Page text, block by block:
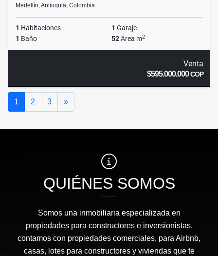
Medellín, Antioquia, Colombia
1 Habitaciones 1 Garaje
1 Baño 52Área m2
Venta
$595.000.000COP
1 2 3 »Siguiente
QUIÉNES SOMOS
Somos una inmobiliaria especializada en
propiedades para constructores e inversionistas,
contamos con propiedades comerciales, para Airbnb,
casas, lotes para constructores y viviendas que te